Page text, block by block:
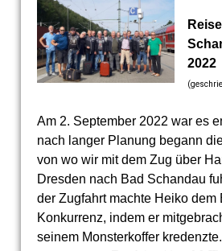
2022
Am 2. September 2022 war es
nach langer Planung begann
von wo wir mit dem Zug über
Dresden nach Bad Schandau
der Zugfahrt machte Heiko dem
Konkurrenz, indem er
seinem Monsterkoffer